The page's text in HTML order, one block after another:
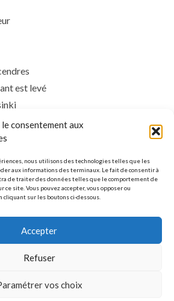
consentement aux
nous utilisons des technologies telles que les
aux informations des terminaux. Le fait de consentir à
de traiter des données telles que le comportement de
ce site. Vous pouvez accepter, vous opposer ou
sur les boutons ci-dessous.
Accepter
Refuser
vos choix
est levé
de la nuit
le soleil et la lumière
MENTIONS LÉGALES